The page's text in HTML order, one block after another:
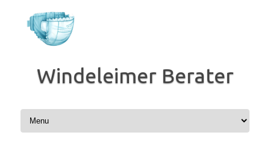
Inhalt
springen
Windeleimer Berater